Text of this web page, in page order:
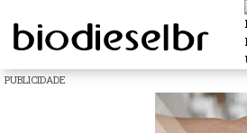
PUBLICIDADE